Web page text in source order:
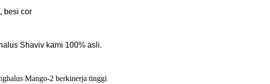
besi cor
Shaviv kami 100% asli.